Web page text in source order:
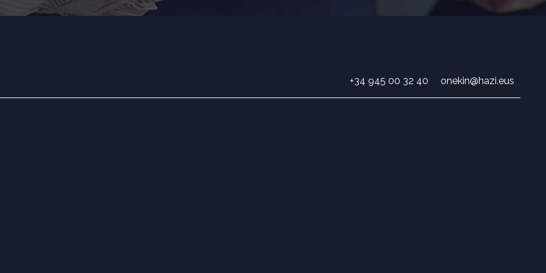
+34 945 00 32 40 onekin@hazi.eus